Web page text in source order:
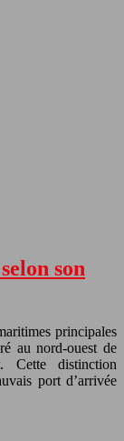
son
principales
au nord-ouest de
distinction
port d’arrivée